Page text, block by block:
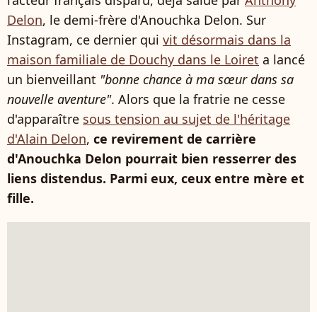
Delon, le demi-frère d'Anouchka Delon. Sur
Instagram, ce dernier qui vit désormais dans la
maison familiale de Douchy dans le Loiret a lancé
un bienveillant "bonne chance à ma sœur dans sa
nouvelle aventure". Alors que la fratrie ne cesse
d'apparaître sous tension au sujet de l'héritage
d'Alain Delon, ce revirement de carrière
d'Anouchka Delon pourrait bien resserrer des
liens distendus. Parmi eux, ceux entre mère et
fille.